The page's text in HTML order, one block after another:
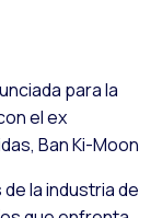
para la
el ex
Ban Ki-Moon
la industria de